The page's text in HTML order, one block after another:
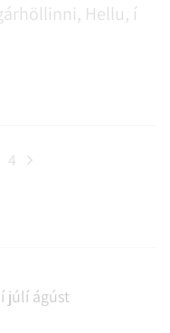
Hellu, í
4
júlí ágúst